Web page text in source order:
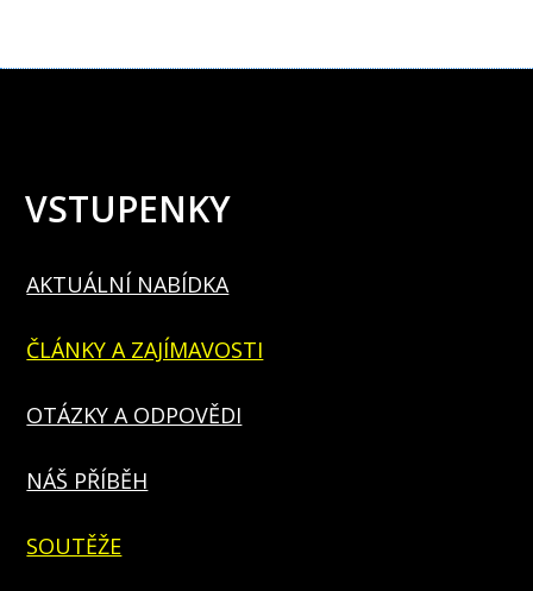
VSTUPENKY
AKTUÁLNÍ NABÍDKA
ČLÁNKY A ZAJÍMAVOSTI
OTÁZKY A ODPOVĚDI
NÁŠ PŘÍBĚH
SOUTĚŽE